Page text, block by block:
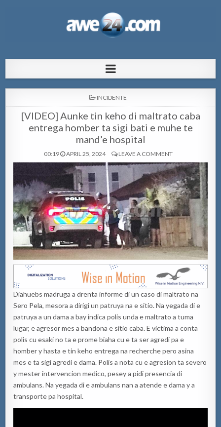
pa Aruba
POSTED
INCIDENTE
[VIDEO] Aunke tin keho di maltrato caba
entrega homber ta sigi bati e muhe te
mand’e hospital
00:19 APRIL 25, 2024 LEAVE A COMMENT
Diahuebs madruga a drenta informe di un caso di maltrato na
Sero Pela, mesora a dirigi un patruya na e sitio. Na yegada di e
patruya a un dama a bay indica polis unda e maltrato a tuma
lugar, e agresor mes a bandona e sitio caba. E victima a conta
polis cu esaki no ta e prome biaha cu e ta ser agredi pa e
homber y hasta e tin keho entrega na recherche pero asina
mes e ta sigi agredi e dama. Polis a nota cu e agresion ta severo
y mester intervencion medico, pesey a pidi presencia di
ambulans. Na yegada di e ambulans nan a atende e dama y a
transporte pa hospital.